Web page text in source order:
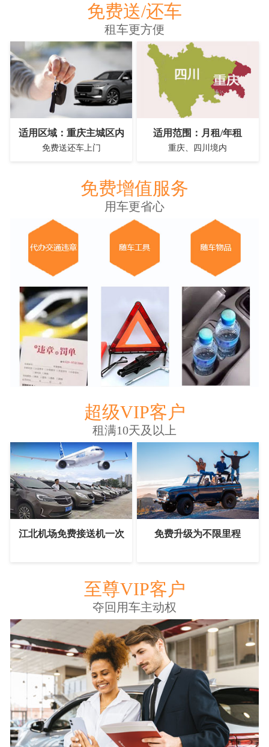
免费送/还车
租车更方便
适用区域：重庆主城区内
免费送还车上门
适用范围：月租/年租
重庆、四川境内
免费增值服务
用车更省心
超级VIP客户
租满10天及以上
江北机场免费接送机一次 免费升级为不限里程
至尊VIP客户
夺回用车主动权